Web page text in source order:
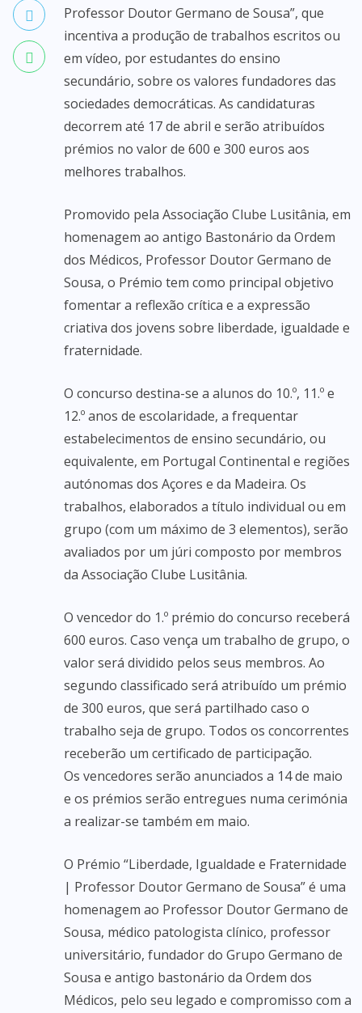
Professor Doutor Germano de Sousa”, que
incentiva a produção de trabalhos escritos ou
em vídeo, por estudantes do ensino
secundário, sobre os valores fundadores das
sociedades democráticas. As candidaturas
decorrem até 17 de abril e serão atribuídos
prémios no valor de 600 e 300 euros aos
melhores trabalhos.
Promovido pela Associação Clube Lusitânia, em
homenagem ao antigo Bastonário da Ordem
dos Médicos, Professor Doutor Germano de
Sousa, o Prémio tem como principal objetivo
fomentar a reflexão crítica e a expressão
criativa dos jovens sobre liberdade, igualdade e
fraternidade.
O concurso destina-se a alunos do 10.º, 11.º e
12.º anos de escolaridade, a frequentar
estabelecimentos de ensino secundário, ou
equivalente, em Portugal Continental e regiões
autónomas dos Açores e da Madeira. Os
trabalhos, elaborados a título individual ou em
grupo (com um máximo de 3 elementos), serão
avaliados por um júri composto por membros
da Associação Clube Lusitânia.
O vencedor do 1.º prémio do concurso receberá
600 euros. Caso vença um trabalho de grupo, o
valor será dividido pelos seus membros. Ao
segundo classificado será atribuído um prémio
de 300 euros, que será partilhado caso o
trabalho seja de grupo. Todos os concorrentes
receberão um certificado de participação.
Os vencedores serão anunciados a 14 de maio
e os prémios serão entregues numa cerimónia
a realizar-se também em maio.
O Prémio “Liberdade, Igualdade e Fraternidade
| Professor Doutor Germano de Sousa” é uma
homenagem ao Professor Doutor Germano de
Sousa, médico patologista clínico, professor
universitário, fundador do Grupo Germano de
Sousa e antigo bastonário da Ordem dos
Médicos, pelo seu legado e compromisso com a